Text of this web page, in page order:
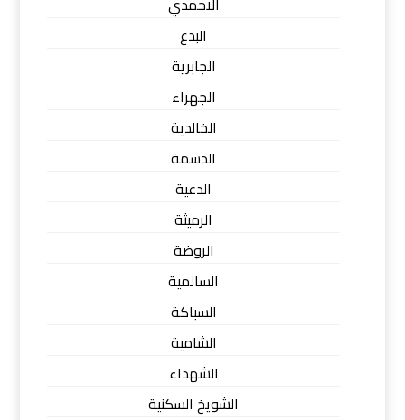
البدع
الجابرية
الجهراء
الخالدية
الدسمة
الدعية
الرميثة
الروضة
السالمية
السباكة
الشامية
الشهداء
الشويخ السكنية